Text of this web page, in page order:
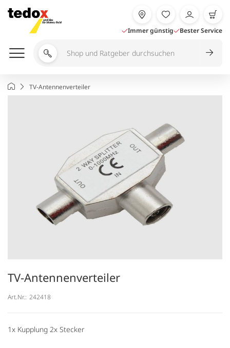
Inhalt
springen
Immer günstig Bester Service
Shop
durchsuchen
StartseiteTV-Antennenverteiler
TV-Antennenverteiler
Art.Nr.: 242418
1x Kupplung 2x Stecker